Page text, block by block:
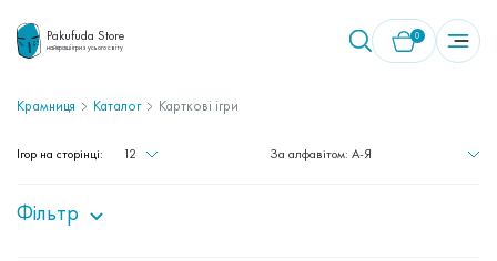
Pakufuda Store
найкращі ігри з усього світу
0
Крамниця Каталог Карткові ігри
Ігор на сторінці: 12 За алфавітом: A-Я
Фільтр